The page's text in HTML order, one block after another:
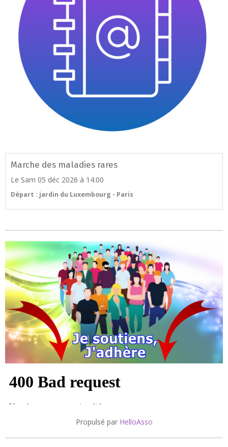
Marche des maladies rares
Le Sam 05 déc 2026 à 14:00
Départ : jardin du Luxembourg - Paris
Propulsé par HelloAsso